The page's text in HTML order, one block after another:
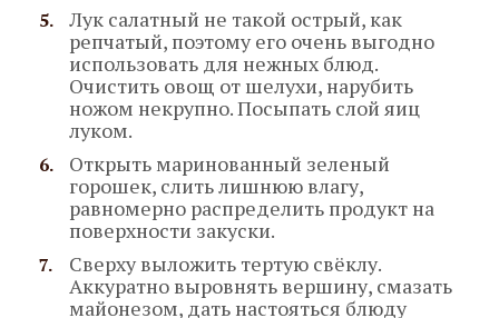
Лук салатный не такой острый, как
репчатый, поэтому его очень выгодно
использовать для нежных блюд.
Очистить овощ от шелухи, нарубить
ножом некрупно. Посыпать слой яиц
луком.
Открыть маринованный зеленый
горошек, слить лишнюю влагу,
равномерно распределить продукт на
поверхности закуски.
Сверху выложить тертую свёклу.
Аккуратно выровнять вершину, смазать
майонезом, дать настояться блюду